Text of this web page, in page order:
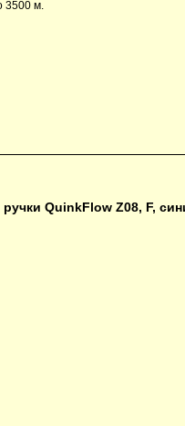
3500 м.
QuinkFlow Z08, F,